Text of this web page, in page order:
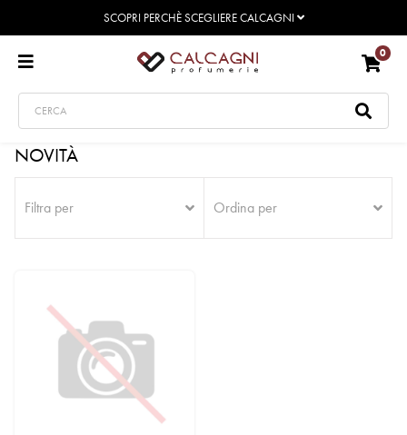
SCOPRI PERCHÈ SCEGLIERE CALCAGNI
0
NOVITÀ
Filtra per Ordina per